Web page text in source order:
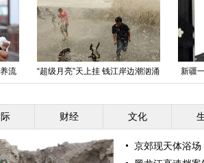
太阳宫
商南消防版《小苹果》获赞：活力
四射 很有亲和力
财经 文化
京郊现天体浴